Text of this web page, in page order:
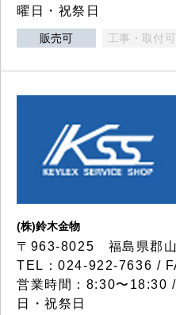
曜日・祝祭日
販売可 工事・取付可
(株)鈴木金物
〒963-8025 福島県郡
TEL：024-922-7636 /
営業時間：8:30〜18:30
日・祝祭日